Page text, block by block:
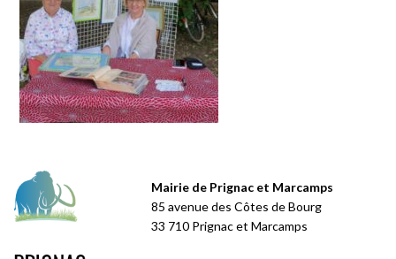
Mairie de Prignac et Marcamps
85 avenue des Côtes de Bourg
33 710 Prignac et Marcamps